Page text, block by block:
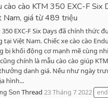
cào cào KTM 350 EXC-F Six
Nam, giá từ 489 triệu
350 EXC-F Six Days đã chính thức
tại Việt Nam. Chiếc xe cào cào
bị khối động cơ mạnh mẽ cùng
chính là mẫu cào cào giúp
danh giá. Nếu như ngày
hình...
Son Thread 23 Tháng 7 2022